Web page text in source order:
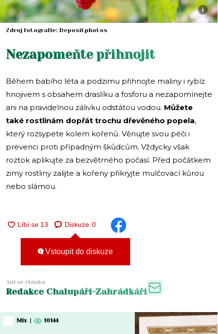
i
Zdroj fotografie: Depositphotos
Nezapomeňte přihnojit
Během babího léta a podzimu přihnojte maliny i rybíz
hnojivem s obsahem draslíku a fosforu a nezapomínejte
ani na pravidelnou zálivku odstátou vodou. Můžete
také rostlinám dopřát trochu dřevěného popela,
který rozsypete kolem kořenů. Věnujte svou péči i
prevenci proti případným škůdcům. Vždycky však
roztok aplikujte za bezvětrného počasí. Před počátkem
zimy rostliny zalijte a kořeny přikryjte mulčovací kůrou
nebo slámou.
Diskuze 0
Vstoupit do diskuze
Autor článku
Redakce Chalupáři-Zahrádkáři
Mix 10144